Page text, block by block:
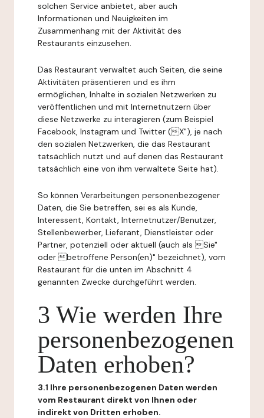
solchen Service anbietet, aber auch
Informationen und Neuigkeiten im
Zusammenhang mit der Aktivität des
Restaurants einzusehen.
Das Restaurant verwaltet auch Seiten, die seine
Aktivitäten präsentieren und es ihm
ermöglichen, Inhalte in sozialen Netzwerken zu
veröffentlichen und mit Internetnutzern über
diese Netzwerke zu interagieren (zum Beispiel
Facebook, Instagram und Twitter (X"), je nach
den sozialen Netzwerken, die das Restaurant
tatsächlich nutzt und auf denen das Restaurant
tatsächlich eine von ihm verwaltete Seite hat).
So können Verarbeitungen personenbezogener
Daten, die Sie betreffen, sei es als Kunde,
Interessent, Kontakt, Internetnutzer/Benutzer,
Stellenbewerber, Lieferant, Dienstleister oder
Partner, potenziell oder aktuell (auch als Sie"
oder betroffene Person(en)" bezeichnet), vom
Restaurant für die unten im Abschnitt 4
genannten Zwecke durchgeführt werden.
3 Wie werden Ihre
personenbezogenen
Daten erhoben?
3.1 Ihre personenbezogenen Daten werden
vom Restaurant direkt von Ihnen oder
indirekt von Dritten erhoben.